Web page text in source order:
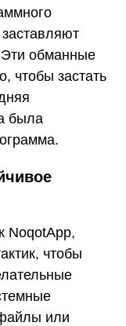
Эти обманные
чтобы застать
была
NoqotApp,
чтобы
или